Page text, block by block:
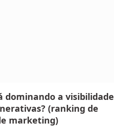
dominando a visibilidade
(ranking de
marketing)